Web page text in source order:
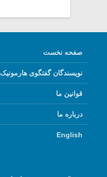
صفحه نخست
نویسندگان گفتگوی هارمونیک
قوانین ما
درباره ما
English